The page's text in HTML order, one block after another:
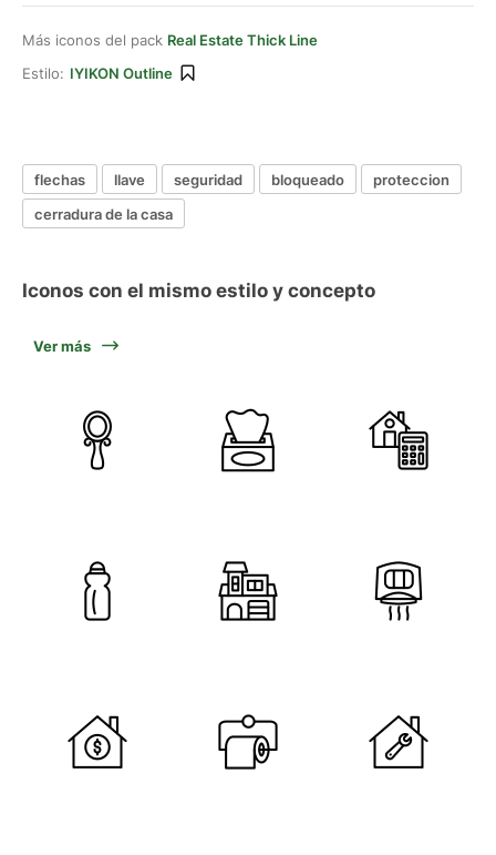
Más iconos del pack Real Estate Thick Line
Estilo: IYIKON Outline
flechas llave seguridad bloqueado
proteccion
cerradura de la casa
Iconos con el mismo estilo y concepto
Ver más